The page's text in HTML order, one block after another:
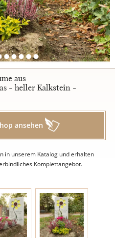
Engel
aus
- heller Kalkstein -
ansehen
in unserem Katalog und erhalten
Komplettangebot.